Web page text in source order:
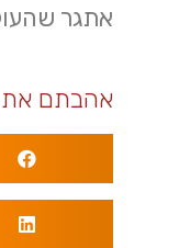
אתגר
אהבתם